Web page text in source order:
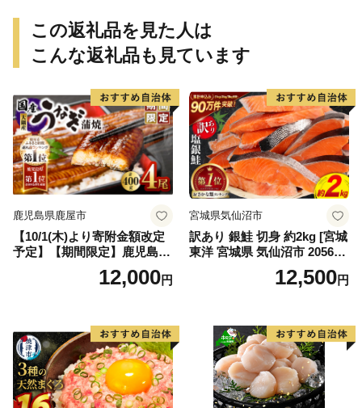
この返礼品を見た人は
こんな返礼品も見ています
鹿児島県鹿屋市
【10/1(木)より寄附金額改定
予定】【期間限定】鹿児島県
大隅産うなぎ蒲焼4尾（400
g） KN007-02312,000円
宮城県気仙沼市
訳あり 銀鮭 切身 約2kg [宮城
東洋 宮城県 気仙沼市 205649
91] 鮭 魚介類 海鮮 訳アリ 規
格外 不揃い さけ サケ 鮭切身
切り身 魚 わけあり
12,500円